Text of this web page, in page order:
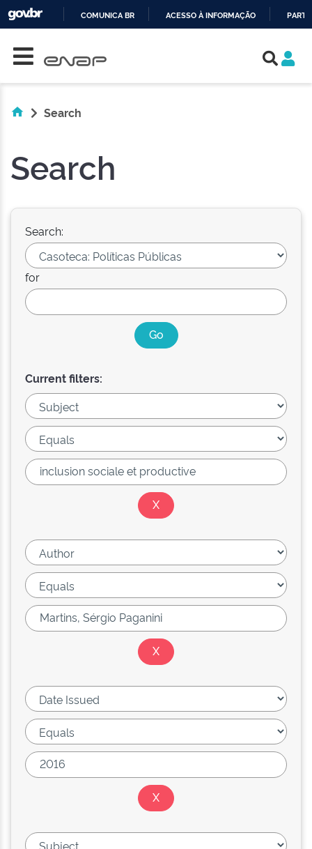
COMUNICA BR ACESSO À INFORMAÇÃO
Search
Search
Search:
for
Current filters: